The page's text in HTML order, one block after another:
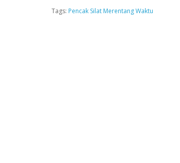
Tags: Pencak Silat Merentang Waktu